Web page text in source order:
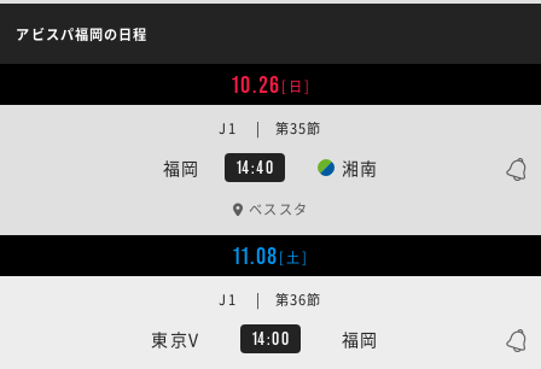
アビスパ福岡の日程
10.26[日]
福岡 14:40 湘南
J1 | 第35節
ベススタ
11.08[土]
東京V 14:00 福岡
J1 | 第36節